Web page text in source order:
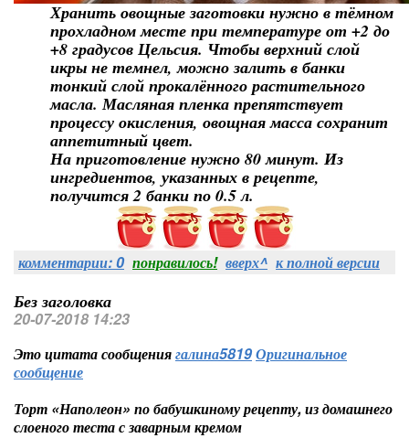
Хранить овощные заготовки нужно в тёмном
прохладном месте при температуре от +2 до
+8 градусов Цельсия. Чтобы верхний слой
икры не темнел, можно залить в банки
тонкий слой прокалённого растительного
масла. Масляная пленка препятствует
процессу окисления, овощная масса сохранит
аппетитный цвет.
На приготовление нужно 80 минут. Из
ингредиентов, указанных в рецепте,
получится 2 банки по 0.5 л.
комментарии: 0 понравилось! вверх^ к полной версии
Без заголовка
20-07-2018 14:23
Это цитата сообщениягалина5819Оригинальное
сообщение
Торт «Наполеон» по бабушкиному рецепту, из домашнего
слоеного теста с заварным кремом